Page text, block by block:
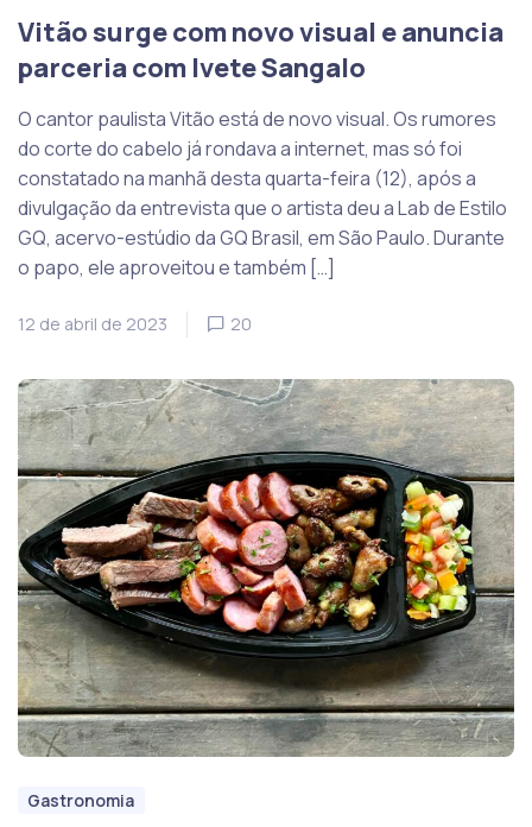
Vitão surge com novo visual e anuncia
parceria com Ivete Sangalo
O cantor paulista Vitão está de novo visual. Os rumores
do corte do cabelo já rondava a internet, mas só foi
constatado na manhã desta quarta-feira (12), após a
divulgação da entrevista que o artista deu a Lab de Estilo
GQ, acervo-estúdio da GQ Brasil, em São Paulo. Durante
o papo, ele aproveitou e também […]
12 de abril de 2023 20
Gastronomia